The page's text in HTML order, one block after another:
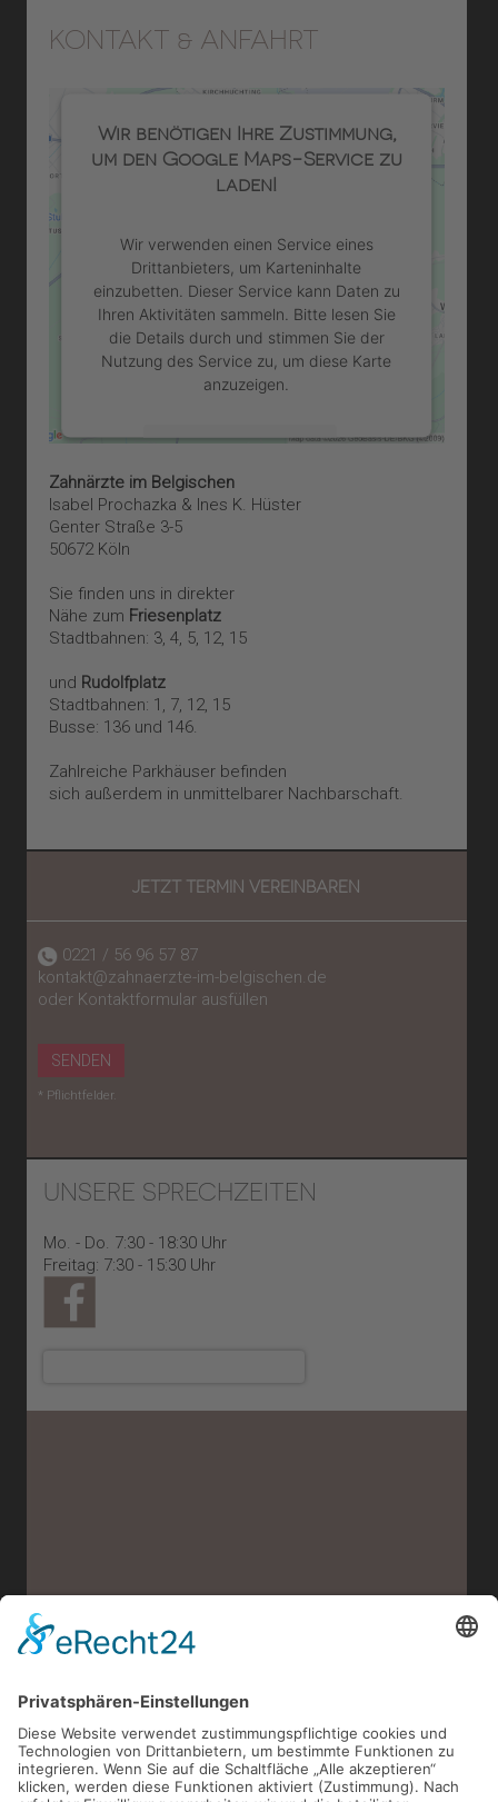
KONTAKT & ANFAHRT
Wir benötigen Ihre Zustimmung,
um den Google Maps-Service zu
laden!
Wir verwenden einen Service eines
Drittanbieters, um Karteninhalte
einzubetten. Dieser Service kann Daten zu
Ihren Aktivitäten sammeln. Bitte lesen Sie
die Details durch und stimmen Sie der
Nutzung des Service zu, um diese Karte
anzuzeigen.
Mehr Informationen
Akzeptieren
powered by
Zahnärzte im Belgischen
Isabel Prochazka & Ines K. Hüster
Genter Straße 3-5
50672 Köln
Sie finden uns in direkter
Nähe zum Friesenplatz
Stadtbahnen: 3, 4, 5, 12, 15
und Rudolfplatz
Stadtbahnen: 1, 7, 12, 15
Busse: 136 und 146.
Zahlreiche Parkhäuser befinden
sich außerdem in unmittelbarer Nachbarschaft.
JETZT TERMIN VEREINBAREN
0221 / 56 96 57 87
kontakt@zahnaerzte-im-belgischen.de
oder Kontaktformular ausfüllen
SENDEN
* Pflichtfelder.
UNSERE SPRECHZEITEN
Mo. - Do. 7:30 - 18:30 Uhr
Freitag: 7:30 - 15:30 Uhr